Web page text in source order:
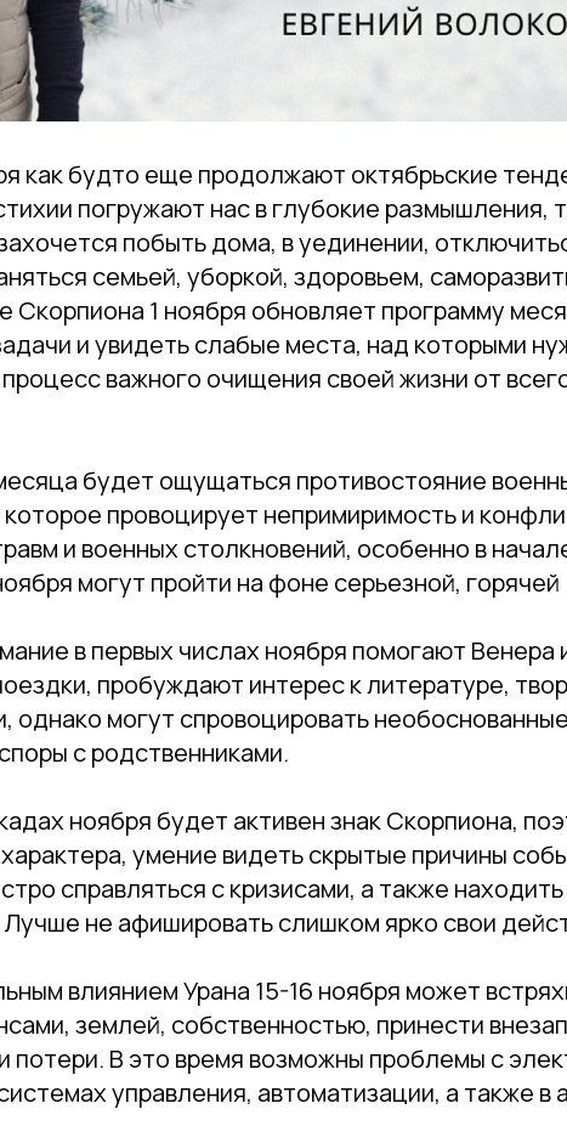
как будто еще продолжают октябрьские
погружают нас в глубокие размышления,
побыть дома, в уединении,
семьей, уборкой, здоровьем,
Скорпиона 1 ноября обновляет программу
и увидеть слабые места, над которыми
важного очищения своей жизни от
будет ощущаться противостояние
провоцирует непримиримость и
и военных столкновений, особенно в
могут пройти на фоне серьезной, горячей
в первых числах ноября помогают Венера
пробуждают интерес к литературе,
однако могут спровоцировать
с родственниками.
ноября будет активен знак Скорпиона,
умение видеть скрытые причины
справляться с кризисами, а также
Лучше не афишировать слишком ярко свои
влиянием Урана 15-16 ноября может
землей, собственностью, принести
потери. В это время возможны проблемы с
управления, автоматизации, а также в